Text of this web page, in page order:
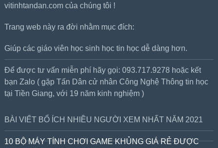
vitinhtandan.com của chúng tôi !
Trang web này ra đời nhằm mục đích:
Giúp các giáo viên học sinh học tin học dễ dàng hơn.
Để được tư vấn miễn phí hãy gọi: 093.717.9278 hoặc kết
bạn Zalo ( gặp Tấn Dân cử nhân Công Nghệ Thông tin học
tại Tiền Giang, với 19 năm kinh nghiệm )
BÀI VIẾT BỔ ÍCH NHIỀU NGƯỜI XEM NHẤT NĂM 2021
10 BỘ MÁY TÍNH CHƠI GAME KHỦNG GIÁ RẺ ĐƯỢC